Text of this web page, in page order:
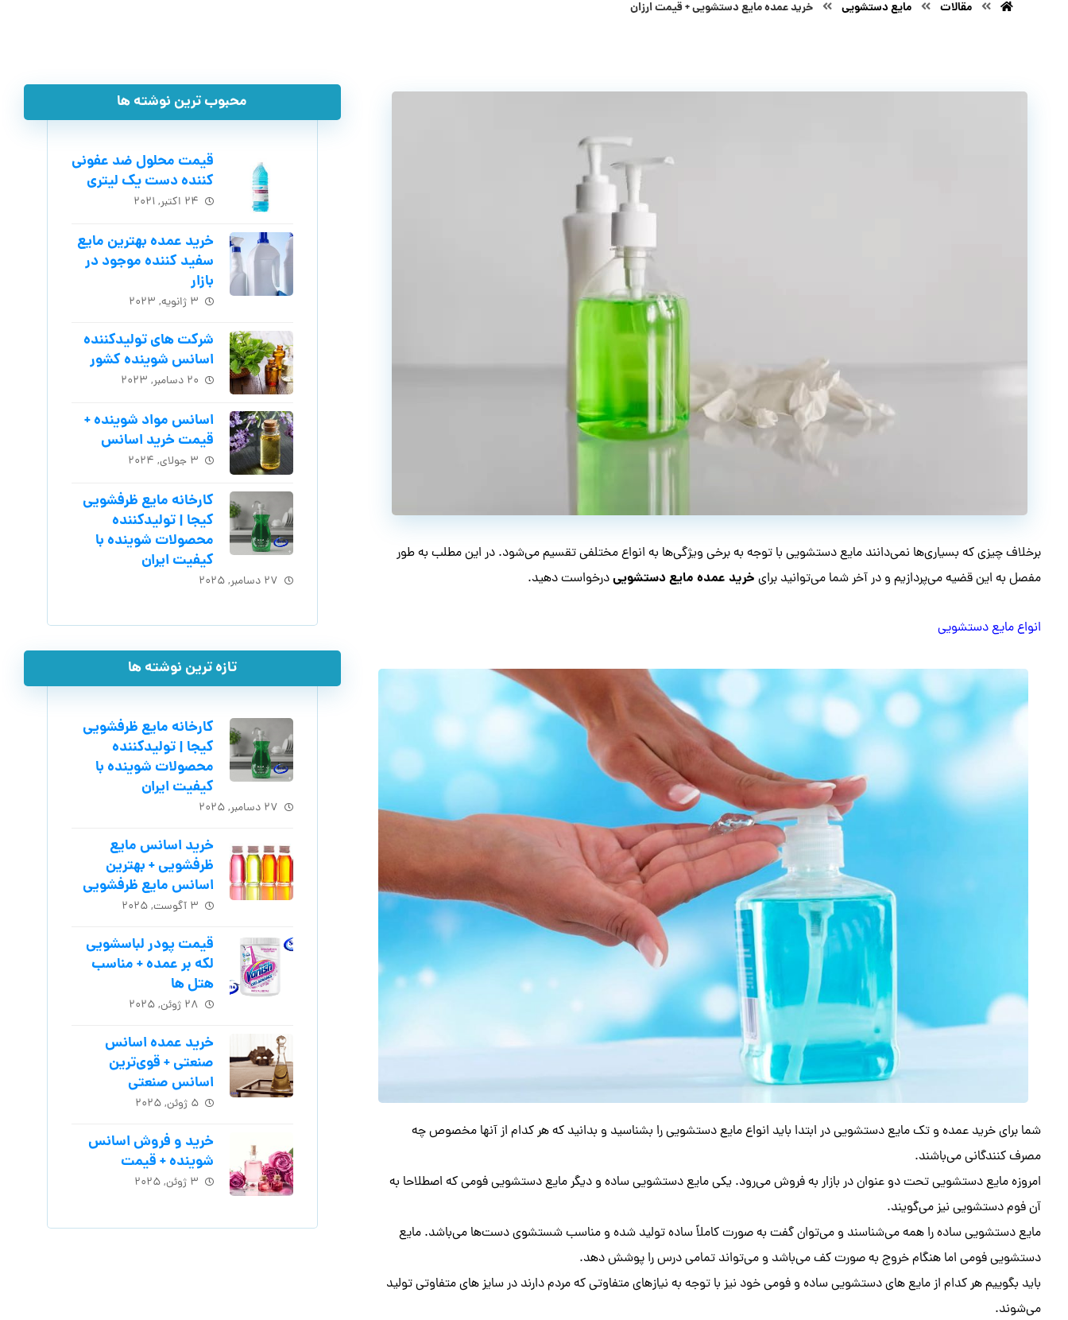
مقالات مایع دستشویی خرید عمده مایع دستشویی + قیمت ارزان
برخلاف چیزی که بسیاری‌ها نمی‌دانند مایع دستشویی با توجه به برخی ویژگی‌ها به انواع مختلفی تقسیم می‌شود‌. در این مطلب به طور
مفصل به این قضیه می‌پردازیم و در آخر شما می‌توانید برایخرید عمده مایع دستشوییدرخواست دهید.
انواع مایع دستشویی
شما برای خرید عمده و تک مایع دستشویی در ابتدا باید انواع مایع دستشویی را بشناسید و بدانید که هر کدام از آنها مخصوص چه
مصرف کنندگانی می‌باشند.
امروزه مایع دستشویی تحت دو عنوان در بازار به فروش می‌رود. یکی مایع دستشویی ساده و دیگر مایع دستشویی فومی که اصطلاحا به
آن فوم دستشویی نیز می‌گویند.
مایع دستشویی ساده را همه می‌شناسند و می‌توان گفت به صورت کاملاً ساده تولید شده و مناسب شستشوی دست‌ها می‌باشد. مایع
دستشویی فومی اما هنگام خروج به صورت کف می‌باشد و می‌تواند تمامی درس را پوشش دهد.
باید بگوییم هر کدام از مایع های دستشویی ساده و فومی خود نیز با توجه به نیازهای متفاوتی که مردم دارند در سایز های متفاوتی تولید
می‌شوند.
محبوب ترین نوشته ها
قیمت محلول ضد عفونی
کننده دست یک لیتری
۲۴ اکتبر, ۲۰۲۱
خرید عمده بهترین مایع
سفید کننده موجود در
بازار
۳ ژانویه, ۲۰۲۳
شرکت های تولیدکننده
اسانس شوینده کشور
۲۰ دسامبر, ۲۰۲۳
اسانس مواد شوینده +
قیمت خرید اسانس
۳ جولای, ۲۰۲۴
کارخانه مایع ظرفشویی
کیجا | تولیدکننده
محصولات شوینده با
کیفیت ایران
۲۷ دسامبر, ۲۰۲۵
تازه ترین نوشته ها
کارخانه مایع ظرفشویی
کیجا | تولیدکننده
محصولات شوینده با
کیفیت ایران
۲۷ دسامبر, ۲۰۲۵
خرید اسانس مایع
ظرفشویی + بهترین
اسانس مایع ظرفشویی
۳ آگوست, ۲۰۲۵
قیمت پودر لباسشویی
لکه بر عمده + مناسب
هتل ها
۲۸ ژوئن, ۲۰۲۵
خرید عمده اسانس
صنعتی + قوی‌ترین
اسانس‌ صنعتی
۵ ژوئن, ۲۰۲۵
خرید و فروش اسانس
شوینده + قیمت
۳ ژوئن, ۲۰۲۵